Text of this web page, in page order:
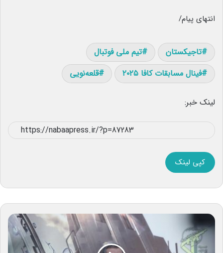
انتهای پیام/
تاجیکستان
تیم ملی فوتبال
فینال مسابقات کافا ۲۰۲۵
قلعه‌نویی
لینک خبر:
کپی لینک